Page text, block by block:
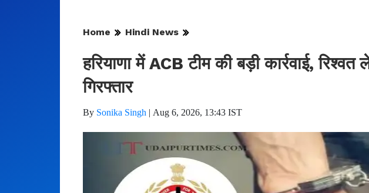
Home Hindi News
हरियाणा में ACB टीम की बड़ी कार्रवाई,
गिरफ्तार
By Sonika Singh | Aug 6, 2026, 13:43 IST